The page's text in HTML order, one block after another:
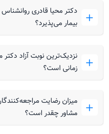
دکتر محیا قادری
بیمار می‌پذیرد؟
نزدیک‌ترین نوبت آزاد
زمانی است؟
میزان رضایت
مشاور چقدر است؟